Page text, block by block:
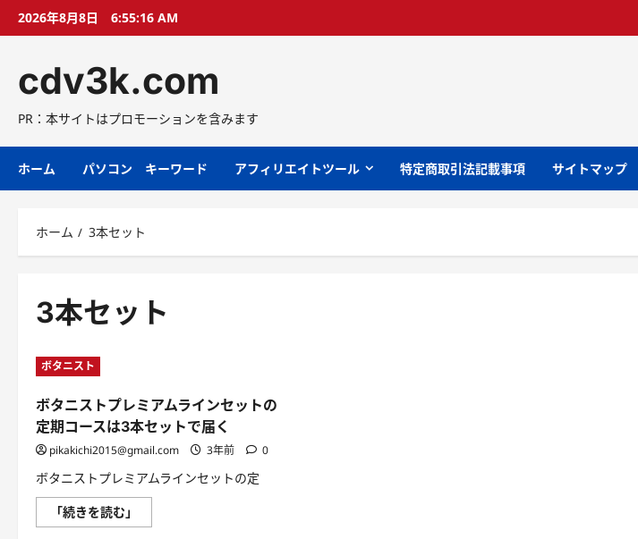
プ
2026年8月8日 6:55:17 AM
cdv3k.com
PR：本サイトはプロモーションを含みます
ホーム パソコン キーワード アフィリエイトツール 特定商取引法記載事項 サイトマップ
ホーム 3本セット
3本セット
ボタニスト
ボタニストプレミアムラインセットの
定期コースは3本セットで届く
pikakichi2015@gmail.com 3年前 0
ボタニストプレミアムラインセットの定
「続きを読む」
タ